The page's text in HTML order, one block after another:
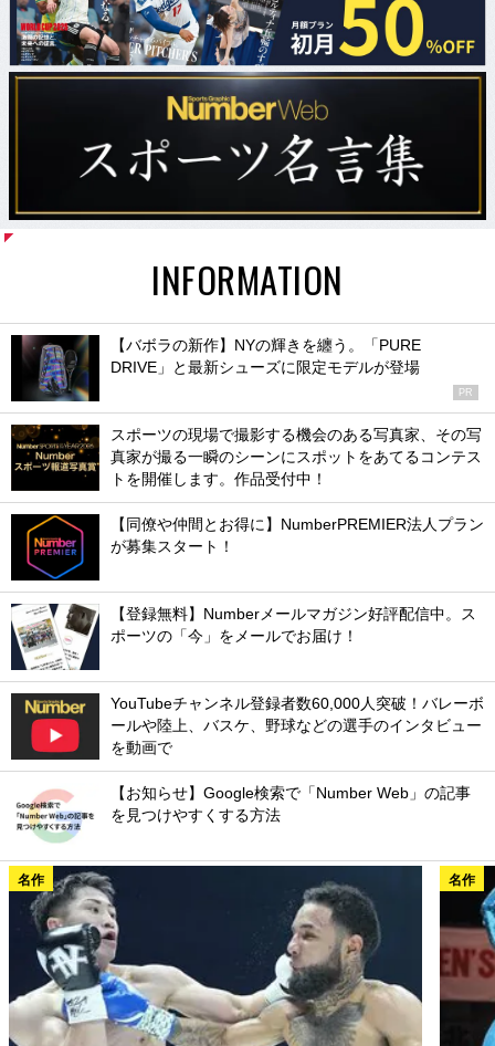
INFORMATION
【バボラの新作】NYの輝きを纏う。「PURE
DRIVE」と最新シューズに限定モデルが登場
PR
スポーツの現場で撮影する機会のある写真家、その写
真家が撮る一瞬のシーンにスポットをあてるコンテス
トを開催します。作品受付中！
【同僚や仲間とお得に】NumberPREMIER法人プラン
が募集スタート！
【登録無料】Numberメールマガジン好評配信中。ス
ポーツの「今」をメールでお届け！
YouTubeチャンネル登録者数60,000人突破！バレーボ
ールや陸上、バスケ、野球などの選手のインタビュー
を動画で
【お知らせ】Google検索で「Number Web」の記事
を見つけやすくする方法
名作 名作